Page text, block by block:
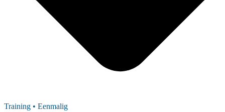
Training • Eenmalig